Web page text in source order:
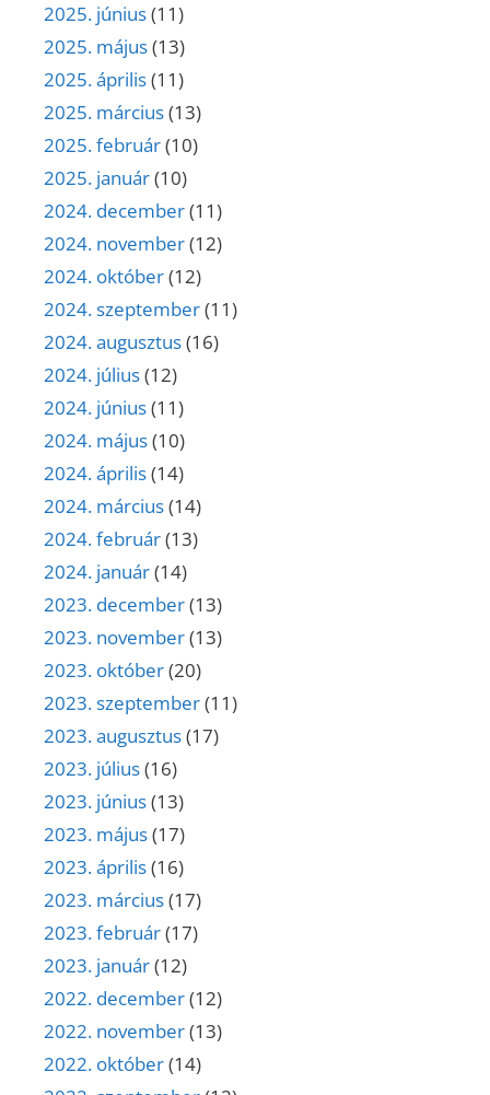
2025. június(11)
2025. május(13)
2025. április(11)
2025. március(13)
2025. február(10)
2025. január(10)
2024. december(11)
2024. november(12)
2024. október(12)
2024. szeptember(11)
2024. augusztus(16)
2024. július(12)
2024. június(11)
2024. május(10)
2024. április(14)
2024. március(14)
2024. február(13)
2024. január(14)
2023. december(13)
2023. november(13)
2023. október(20)
2023. szeptember(11)
2023. augusztus(17)
2023. július(16)
2023. június(13)
2023. május(17)
2023. április(16)
2023. március(17)
2023. február(17)
2023. január(12)
2022. december(12)
2022. november(13)
2022. október(14)